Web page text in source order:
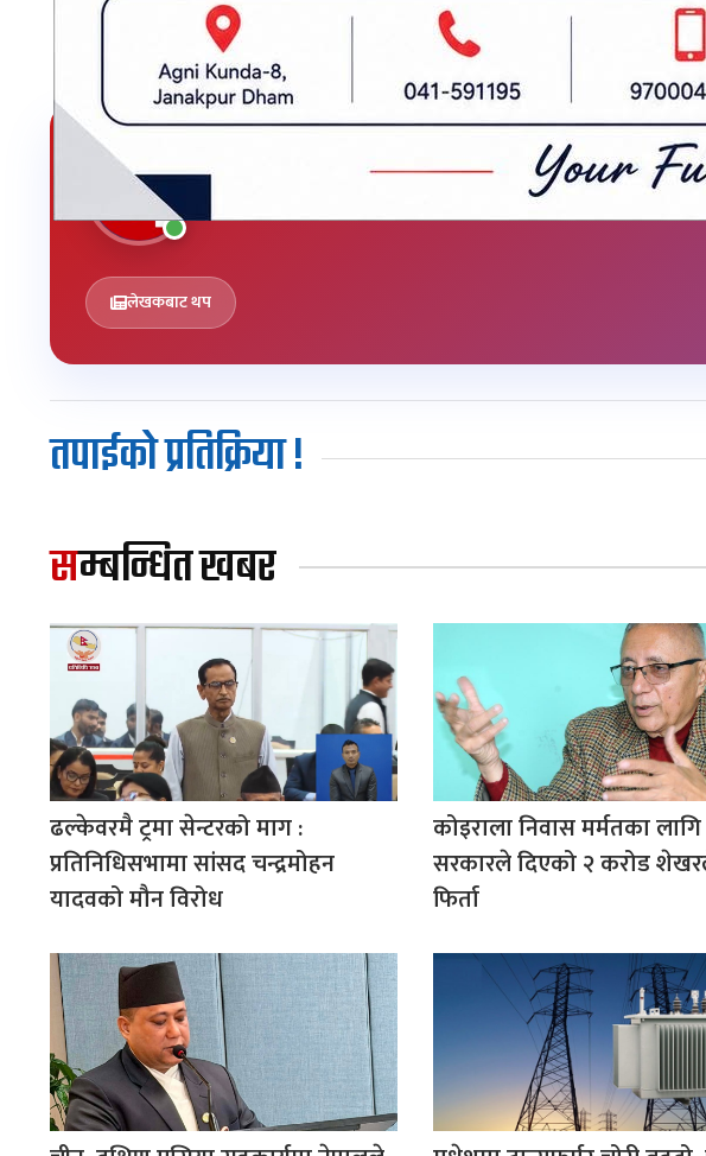
मधेशपत्र
लेखकबाट थप
तपाईको प्रतिक्रिया !
सम्बन्धित खबर
ढल्केवरमै ट्रमा सेन्टरको माग :
प्रतिनिधिसभामा सांसद चन्द्रमोहन
यादवको मौन विरोध
कोइराला निवास मर्मतका लागि
सरकारले दिएको २ करोड
फिर्ता